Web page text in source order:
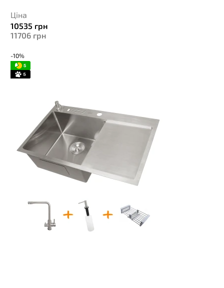
Ціна
10535 грн
11706 грн
-10%